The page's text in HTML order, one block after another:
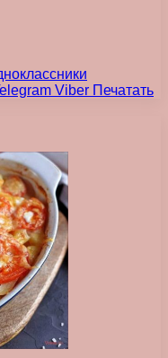
Viber Печатать